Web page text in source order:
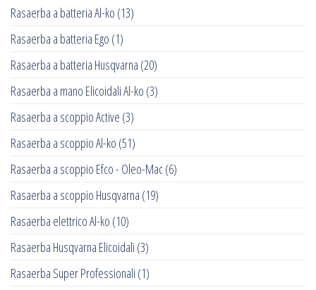
Rasaerba a batteria Al-ko (13)
Rasaerba a batteria Ego (1)
Rasaerba a batteria Husqvarna (20)
Rasaerba a mano Elicoidali Al-ko (3)
Rasaerba a scoppio Active (3)
Rasaerba a scoppio Al-ko (51)
Rasaerba a scoppio Efco - Oleo-Mac(6)
Rasaerba a scoppio Husqvarna (19)
Rasaerba elettrico Al-ko (10)
Rasaerba Husqvarna Elicoidali (3)
Rasaerba Super Professionali (1)